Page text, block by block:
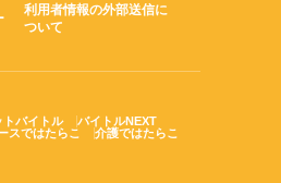
利用者情報の外部送信に
ついて
トバイトル
バイトルNEXT
スではたらこ 介護ではたらこ